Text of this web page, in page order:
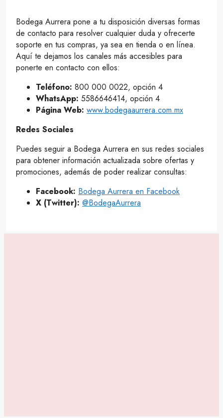
Bodega Aurrera pone a tu disposición diversas formas
de contacto para resolver cualquier duda y ofrecerte
soporte en tus compras, ya sea en tienda o en línea.
Aquí te dejamos los canales más accesibles para
ponerte en contacto con ellos:
Teléfono: 800 000 0022, opción 4
WhatsApp: 5586646414, opción 4
Página Web: www.bodegaaurrera.com.mx
Redes Sociales
Puedes seguir a Bodega Aurrera en sus redes sociales
para obtener información actualizada sobre ofertas y
promociones, además de poder realizar consultas:
Facebook: Bodega Aurrera en Facebook
X (Twitter): @BodegaAurrera